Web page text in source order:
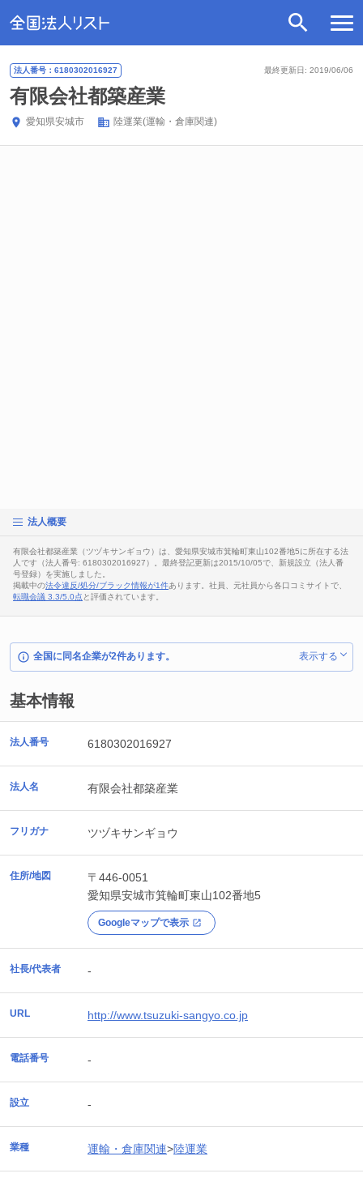
最終更新日: 2019/06/06
法人番号：6180302016927
有限会社都築産業
愛知県安城市 陸運業(運輸・倉庫関連)
法人概要
有限会社都築産業（ツヅキサンギョウ）は、愛知県安城市箕輪町東山102番地5に所在する法
人です（法人番号: 6180302016927）。最終登記更新は2015/10/05で、新規設立（法人番
号登録）を実施しました。
掲載中の法令違反/処分/ブラック情報が1件あります。社員、元社員から各口コミサイトで、
転職会議 3.3/5.0点 と評価されています。
全国に同名企業が2件あります。 表示する
基本情報
法人番号 6180302016927
法人名 有限会社都築産業
フリガナ ツヅキサンギョウ
住所/地図
〒446-0051
愛知県安城市箕輪町東山102番地5
Googleマップで表示
社長/代表者 -
URL http://www.tsuzuki-sangyo.co.jp
電話番号 -
設立 -
業種 運輸・倉庫関連>陸運業